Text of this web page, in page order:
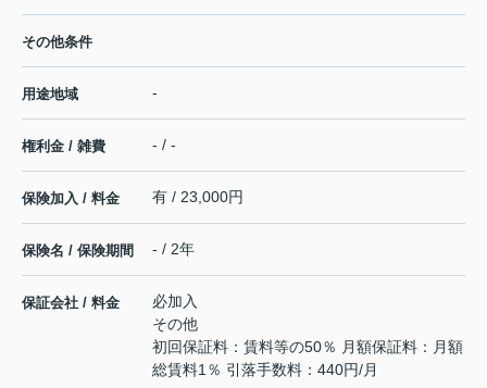
その他条件
用途地域 -
権利金 / 雑費 - / -
保険加入 / 料金 有 / 23,000円
保険名 / 保険期間 - / 2年
保証会社 / 料金
必加入
その他
初回保証料：賃料等の50％ 月額保証料：月額
総賃料1％ 引落手数料：440円/月